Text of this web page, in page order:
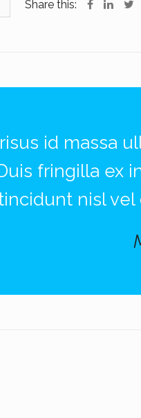
Share this:
id massa
fringilla ex
nisl